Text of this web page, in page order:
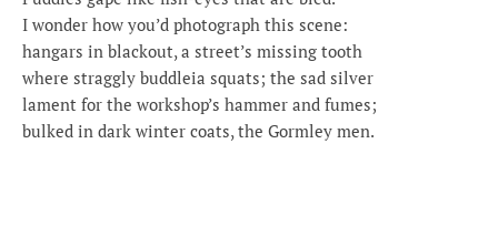
I wonder how you’d photograph this scene:
hangars in blackout, a street’s missing tooth
where straggly buddleia squats; the sad silver
lament for the workshop’s hammer and fumes;
bulked in dark winter coats, the Gormley men.